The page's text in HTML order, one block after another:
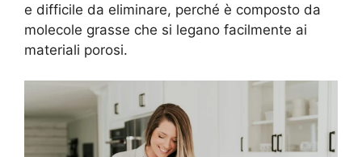
e difficile da eliminare, perché è composto da
molecole grasse che si legano facilmente ai
materiali porosi.